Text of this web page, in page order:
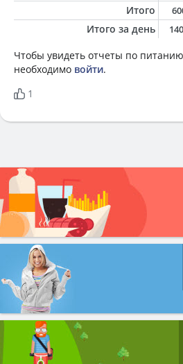
Итого
Итого за день
Чтобы увидеть отчеты по
необходимо войти.
1